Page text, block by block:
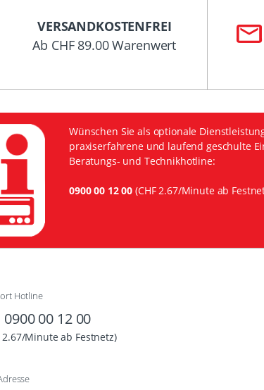
VERSANDKOSTENFREI
Ab CHF 89.00 Warenwert
Wünschen Sie als optionale
praxiserfahrene und laufend geschulte
Beratungs- und Technikhotline:
0900 00 12 00 (CHF 2.67/Minute ab
Hotline
0900 00 12 00
2.67/Minute ab Festnetz)